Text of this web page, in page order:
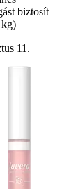
biztosít
11.